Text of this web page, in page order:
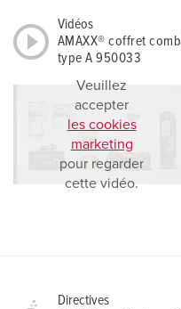
Vidéos
AMAXX® coffret
type A 950033
Veuillez
accepter
les cookies
marketing
pour regarder
cette vidéo.
Directives